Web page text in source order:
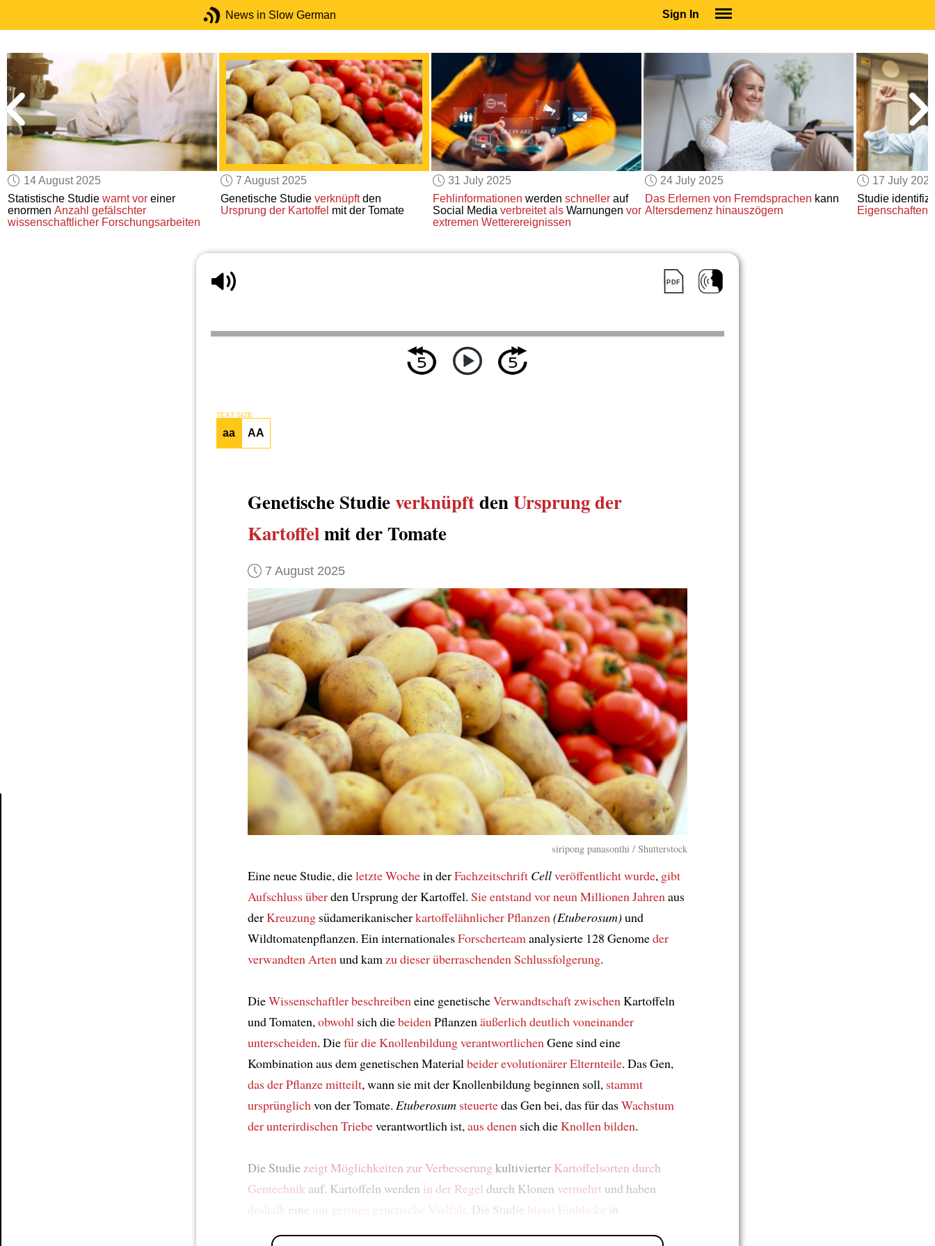
News in Slow German Sign In
SUBSCRIBE
EDUCATIONAL LICENSES
GIFT CARDS
OTHER LANGUAGES
ABOUT US
ALEXA
ADJUST COLORS
14 August 2025
Statistische Studiewarnt vor einer
enormenAnzahl gefälschter
wissenschaftlicher Forschungsarbeiten
7 August 2025
Genetische Studie verknüpftden
Ursprung der Kartoffel mit der Tomate
31 July 2025
Fehlinformationen werden schnellerauf
Social Media verbreitet alsWarnungen vor
extremen Wetterereignissen
24 July 2025
Das Erlernen von Fremdsprachen kann
Altersdemenz hinauszögern
17 July
Studie
Eigenschaften
TEXT SIZE
aa AA
Genetische StudieverknüpftdenUrsprung der
Kartoffelmit der Tomate
7 August 2025
siripong panasonthi / Shutterstock
Eine neue Studie, dieletzte Wochein derFachzeitschrift Cellveröffentlicht wurde, gibt
Aufschluss überden Ursprung der Kartoffel. Sie entstandvor neun Millionen Jahrenaus
derKreuzung südamerikanischerkartoffelähnlicher Pflanzen(Etuberosum)und
Wildtomatenpflanzen. Ein internationalesForscherteamanalysierte 128 Genomeder
verwandten Artenund kamzu dieser überraschenden Schlussfolgerung.
DieWissenschaftlerbeschreibeneine genetischeVerwandtschaftzwischenKartoffeln
und Tomaten,obwohl sich diebeidenPflanzenäußerlichdeutlich voneinander
unterscheiden. Diefür die Knollenbildung verantwortlichenGene sind eine
Kombination aus dem genetischen Materialbeider evolutionärer Elternteile. Das Gen,
das der Pflanze mitteilt, wann sie mit der Knollenbildung beginnen soll, stammt
ursprünglichvon der Tomate. Etuberosum steuertedas Gen bei, das für dasWachstum
der unterirdischen Triebeverantwortlich ist,aus denen sich dieKnollenbilden.
Die Studiezeigt Möglichkeiten zur Verbesserungkultivierter Kartoffelsorten durch
Gentechnik auf. Kartoffeln werden in der Regel durch Klonen vermehrt und haben
deshalb eine nur geringe genetische Vielfalt . Die Studie bietet Einblicke in